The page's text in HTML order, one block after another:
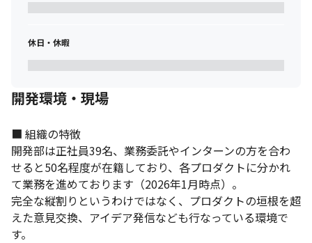
休日・休暇
開発環境・現場
■ 組織の特徴
開発部は正社員39名、業務委託やインターンの方を合わ
せると50名程度が在籍しており、各プロダクトに分かれ
て業務を進めております（2026年1月時点）。
完全な縦割りというわけではなく、プロダクトの垣根を超
えた意見交換、アイデア発信なども行なっている環境で
す。